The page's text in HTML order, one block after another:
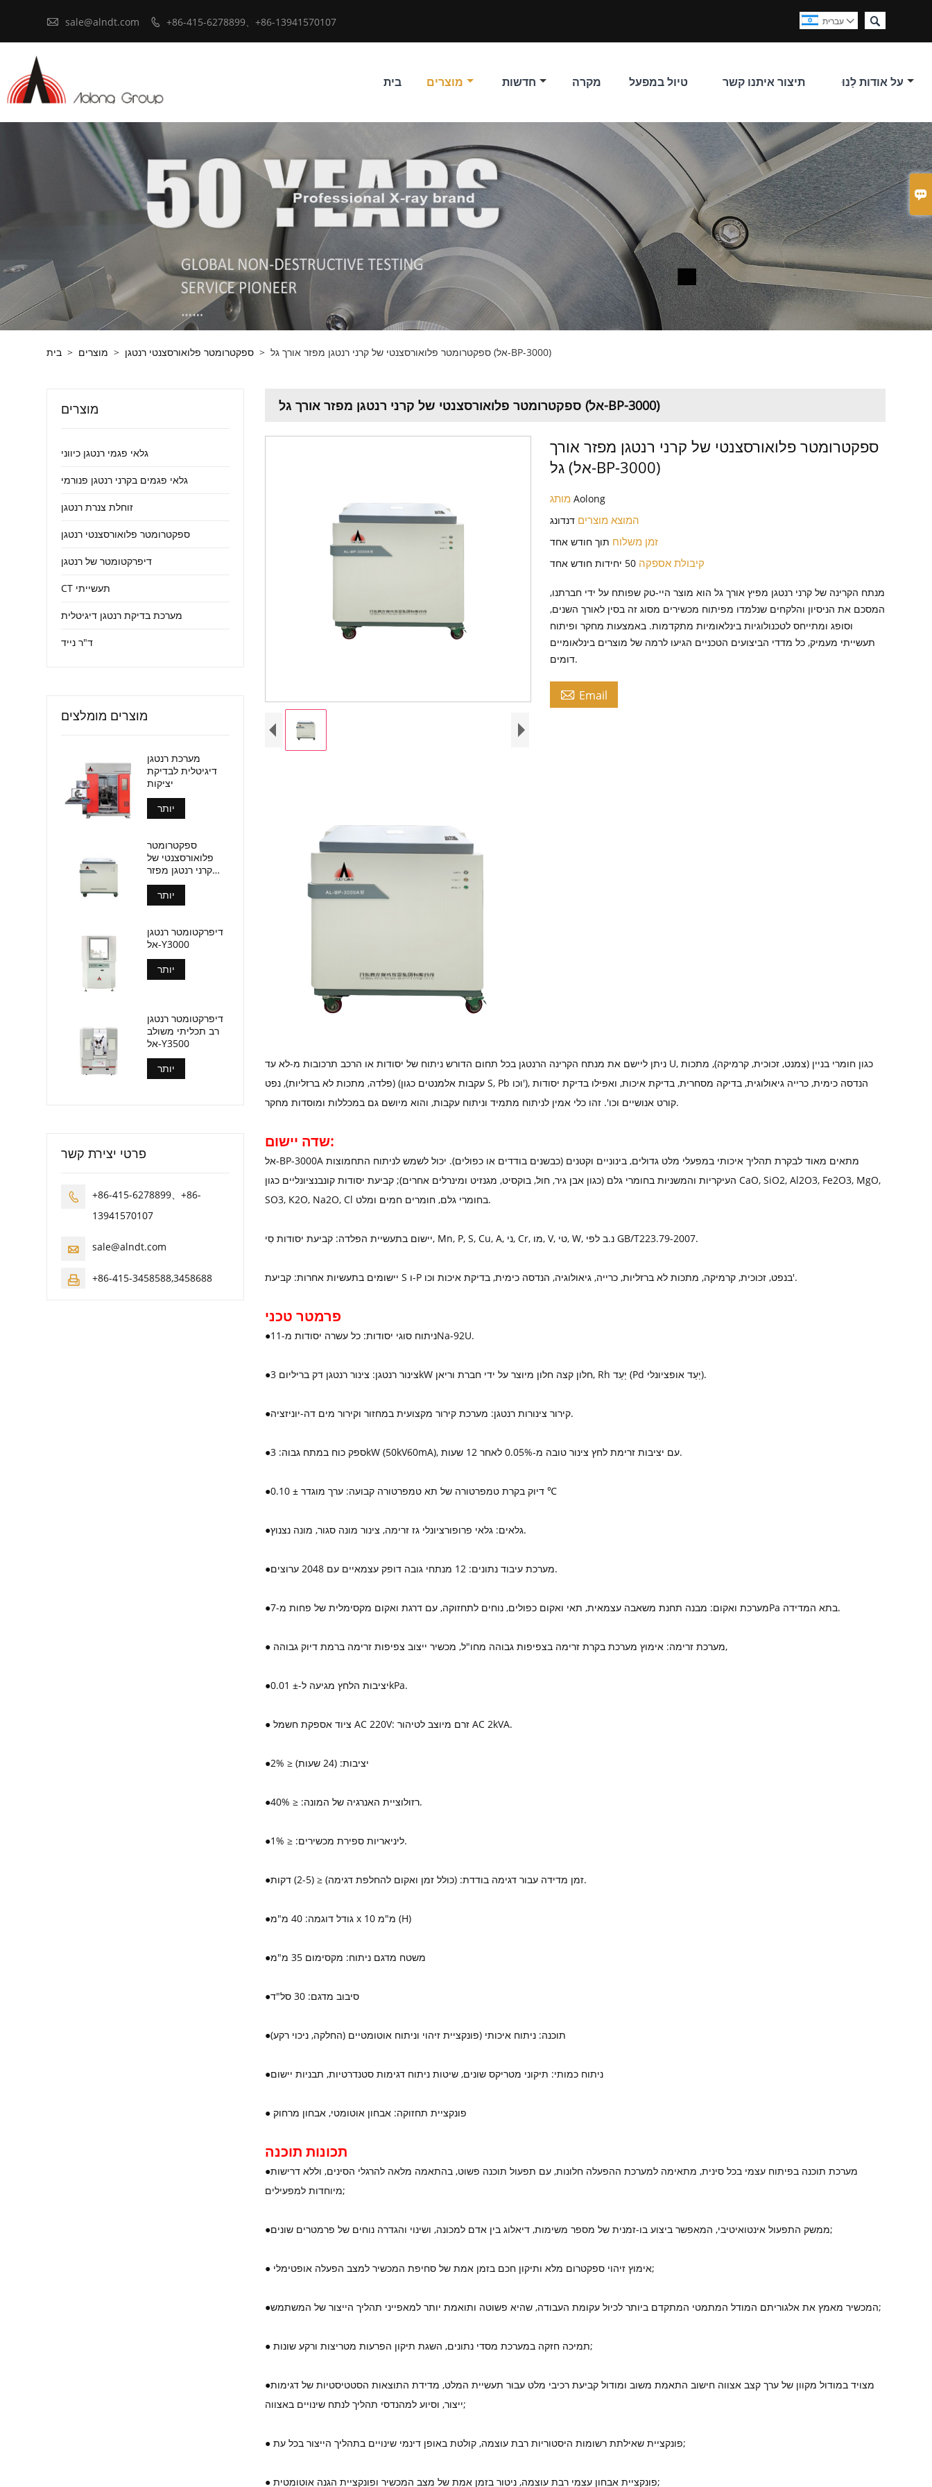

 sale@alndt.com  +86-415-6278899、+86-13941570107  עברית 
בית מוצרים חדשות מקרה טיול במפעל תיצור איתנו קשר על אודות לָנוּ
בית > מוצרים > ספקטרומטר פלואורסצנטי רנטגן > ספקטרומטר פלואורסצנטי של קרני רנטגן מפזר אורך גל (אל-BP-3000)
ספקטרומטר פלואורסצנטי של קרני רנטגן מפזר אורך גל (אל-BP-3000)
ספקטרומטר פלואורסצנטי של קרני רנטגן מפזר אורך
גל (אל-BP-3000)
מותגAolong
המוצא מוצרים דנדונג
זמן משלוח תוך חודש אחד
קיבולת אספקה 50 יחידות חודש אחד
מנתח הקרינה של קרני רנטגן מפיץ אורך גל הוא מוצר היי-טק שפותח על ידי חברתנו,
המסכם את הניסיון והלקחים שנלמדו מפיתוח מכשירים מסוג זה בסין לאורך השנים,
וסופג ומתייחס לטכנולוגיות בינלאומיות מתקדמות. באמצעות מחקר ופיתוח
תעשייתי מעמיק, כל מדדי הביצועים הטכניים הגיעו לרמה של מוצרים בינלאומיים
דומים.
 Email
ניתן ליישם את מנתח הקרינה הרנטגן בכל תחום הדורש ניתוח של יסודות או הרכב תרכובות מ-לא עד U, כגון חומרי בניין (צמנט, זכוכית, קרמיקה), מתכות
(פלדה, מתכות לא ברזליות), נפט (עקבות אלמנטים כגון S, Pb וכו'), הנדסה כימית, כרייה גיאולוגית, בדיקה מסחרית, בדיקת איכות, ואפילו בדיקת יסודות
קורט אנושיים וכו'. זהו כלי אמין לניתוח מתמיד וניתוח עקבות, והוא מיושם גם במכללות ומוסדות מחקר.
שדה יישום:
אל-BP-3000A מתאים מאוד לבקרת תהליך איכותי במפעלי מלט גדולים, בינוניים וקטנים (כבשנים בודדים או כפולים). יכול לשמש לניתוח התחמוצות
העיקריות והמשניות בחומרי גלם (כגון אבן גיר, חול, בוקסיט, מגנזיט ומינרלים אחרים); קביעת יסודות קונבנציונליים כגון CaO, SiO2, Al2O3, Fe2O3, MgO,
SO3, K2O, Na2O, Cl בחומרי גלם, חומרים חמים ומלט.
יישום בתעשיית הפלדה: קביעת יסודות סִי, Mn, P, S, Cu, A, ני, Cr, מו, V, טי, W, נ.ב לפי GB/T223.79-2007.
יישומים בתעשיות אחרות: קביעת S ו-P בנפט, זכוכית, קרמיקה, מתכות לא ברזליות, כרייה, גיאולוגיה, הנדסה כימית, בדיקת איכות וכו'.
פרמטר טכני
● ניתוח סוגי יסודות: כל עשרה יסודות מ-11Na-92U.
● צינור רנטגן: צינור רנטגן דק בריליום 3kW חלון קצה חלון מיוצר על ידי חברת וריאן, Rh יַעַד (Pd יַעַד אופציונלי).
● קירור צינורות רנטגן: מערכת קירור מקצועית במחזור וקירור מים דה-יוניזציה.
● ספק כוח במתח גבוה: 3kW (50kV60mA), עם יציבות זרימת לחץ צינור טובה מ-0.05% לאחר 12 שעות.
● דיוק בקרת טמפרטורה של תא טמפרטורה קבועה: ערך מוגדר ± 0.10 ℃
● גלאים: גלאי פרופורציונלי גז זרימה, צינור מונה סגור, מונה נצנוץ.
● מערכת עיבוד נתונים: 12 מנתחי גובה דופק עצמאיים עם 2048 ערוצים.
● מערכת ואקום: מבנה תחנת משאבה עצמאית, תאי ואקום כפולים, נוחים לתחזוקה, עם דרגת ואקום מקסימלית של פחות מ-7Pa בתא המדידה.
● מערכת זרימה: אימוץ מערכת בקרת זרימה בצפיפות גבוהה מחו"ל, מכשיר ייצוב צפיפות זרימה ברמת דיוק גבוהה,
● יציבות הלחץ מגיעה ל-± 0.01kPa.
● ציוד אספקת חשמל AC 220V: זרם מיוצב לטיהור AC 2kVA.
● יציבות: (24 שעות) ≤ 2%
● רזולוציית האנרגיה של המונה: ≤ 40%.
● ליניאריות ספירת מכשירים: ≤ 1%.
● זמן מדידה עבור דגימה בודדת: (כולל זמן ואקום להחלפת דגימה) ≤ (2-5) דקות.
● גודל דוגמה: 40 מ"מ x 10 מ"מ (H)
● משטח מדגם ניתוח: מקסימום 35 מ"מ
● סיבוב מדגם: 30 סל"ד
●תוכנה: ניתוח איכותי (פונקציית זיהוי וניתוח אוטומטיים (החלקה, ניכוי רקע)
●ניתוח כמותי: תיקוני מטריקס שונים, שיטות ניתוח דגימות סטנדרטיות, תבניות יישום
● פונקציית תחזוקה: אבחון אוטומטי, אבחון מרחוק
תכונות תוכנה
●מערכת תוכנה בפיתוח עצמי בכל סינית, מתאימה למערכת ההפעלה חלונות, עם תפעול תוכנה פשוט, בהתאמה מלאה להרגלי הסינים, וללא דרישות
מיוחדות למפעילים;
● ממשק התפעול אינטואיטיבי, המאפשר ביצוע בו-זמנית של מספר משימות, דיאלוג בין אדם למכונה, ושינוי והגדרה נוחים של פרמטרים שונים;
● אימוץ זיהוי ספקטרום מלא ותיקון חכם בזמן אמת של סחיפת המכשיר למצב הפעלה אופטימלי;
● המכשיר מאמץ את אלגוריתם המודל המתמטי המתקדם ביותר לכיול עקומת העבודה, שהיא פשוטה ותואמת יותר למאפייני תהליך הייצור של המשתמש;
● תמיכה חזקה במערכת מסדי נתונים, השגת תיקון הפרעות מטריצות ורקע שונות;
●מצויד במודול מקוון של ערך קצב אצווה חישוב התאמת משוב ומודול קביעת רכיבי מלט עבור תעשיית המלט, מדידת התוצאות הסטטיסטיות של דגימות
ייצור, וסיוע למהנדסי תהליך לנתח שינויים באצווה;
● פונקציית שאילתת רשומות היסטוריות רבת עוצמה, קולטת באופן דינמי שינויים בתהליך הייצור בכל עת;
● פונקציית אבחון עצמי רבת ​​עוצמה, ניטור בזמן אמת של מצב המכשיר ופונקציית הגנה אוטומטית;
מוצרים
גלאי פגמי רנטגן כיווני
גלאי פגמים בקרני רנטגן פנורמי
זוחלת צנרת רנטגן
ספקטרומטר פלואורסצנטי רנטגן
דיפרקטומטר של רנטגן
CT תעשייתי
מערכת בדיקת רנטגן דיגיטלית
ד"ר נייד
מוצרים מומלצים
מערכת רנטגן
דיגיטלית לבדיקת
יציקות
יותר
ספקטרומטר
פלואורסצנטי של
קרני רנטגן מפזר
אורך גל (אל-BP-
3000)
יותר
דיפרקטומטר רנטגן
אל-Y3000
יותר
דיפרקטומטר רנטגן
רב תכליתי משולב
אל-Y3500
יותר
פרטי יצירת קשר

+86-415-6278899、+86-
13941570107
 sale@alndt.com
 +86-415-3458588,3458688